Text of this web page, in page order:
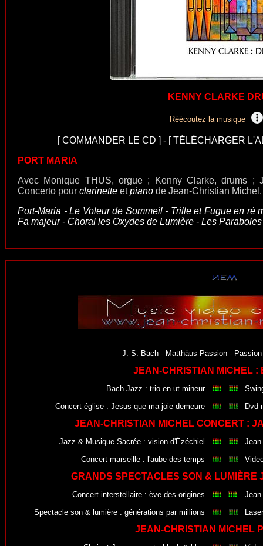
KENNY CLARKE
Réécoutez la musique
[COMMANDER LE CD ] - [TÉLÉCHARGER
PORT MARIA
Avec Monique THUS, orgue ; Kenny Clarke, drums ;
Concerto pour clarinette etpiano de Jean-Christian Michel.
Port-Maria - Le Voleur de Sommeil - Trille et Fugue en ré
Fa majeur - Choral les Oxydes de Lumière - Les
J.-S. Bach - Matthäus Passion -
JEAN-CHRISTIAN MICHEL :
Bach Jazz : trio en ut mineur
Concert église : Jesus que ma joie demeure Dvd
JEAN-CHRISTIAN MICHEL CONCERT :
Jazz & Musique Sacrée : vision d'Ézéchiel
Concert marseille : l'aube des temps
GRANDS SPECTACLES SON & LUMIÈRE
Concert interstellaire : ève des origines
Spectacle son & lumière : générations par millions
JEAN-CHRISTIAN MICHEL